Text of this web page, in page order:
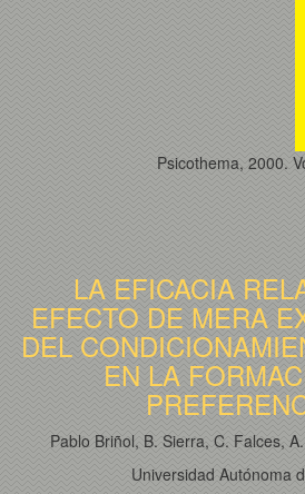
Psicothema, 2000.
LA EFICACIA
EFECTO DE MERA
DEL
EN LA
Pablo Briñol, B. Sierra, C. Falces,
Universidad Autónoma